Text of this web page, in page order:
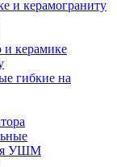
и керамограниту
керамике
гибкие на
УШМ